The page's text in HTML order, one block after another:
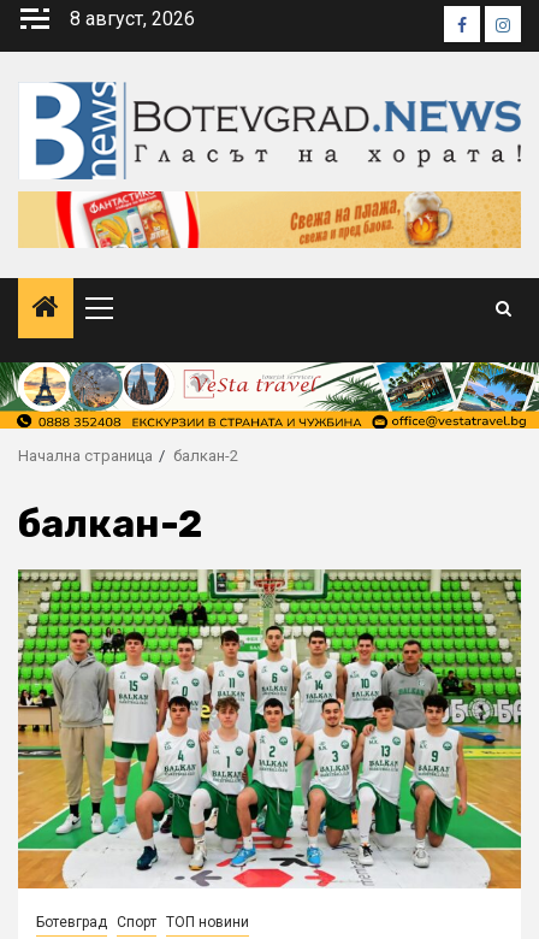
Skip
8 август, 2026 Facebook
Primary
Начална страница балкан-2
балкан-2
Ботевград Спорт ТОП новини